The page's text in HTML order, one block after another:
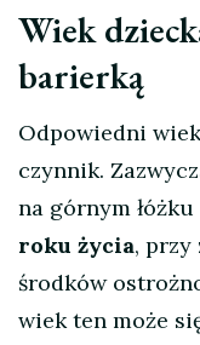
Wiek
barierką
Odpowiedni
czynnik.
na górnym
roku życia, przy
środków
wiek ten może